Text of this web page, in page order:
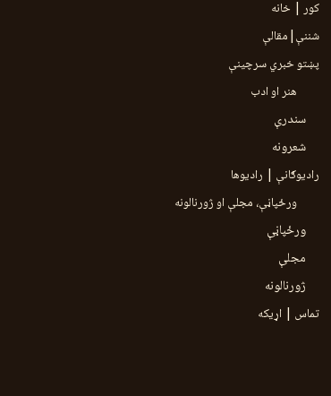
کور | خانه
شننې|مقالې
پښتو خبري سرچينې
هنر او ادب
سندرې
شعرونه
رادیوګانې | رادیوها
ورځپاڼې، مجلې او ژورنالونه
ورځپاڼې
مجلې
ژورنالونه
تماس | اړیکه